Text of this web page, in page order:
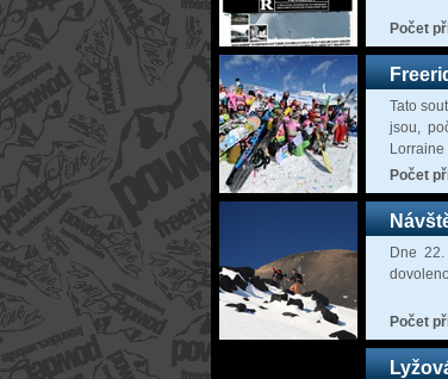
Počet
Tato
jsou,
Lorraine
Počet
Dne
Počet